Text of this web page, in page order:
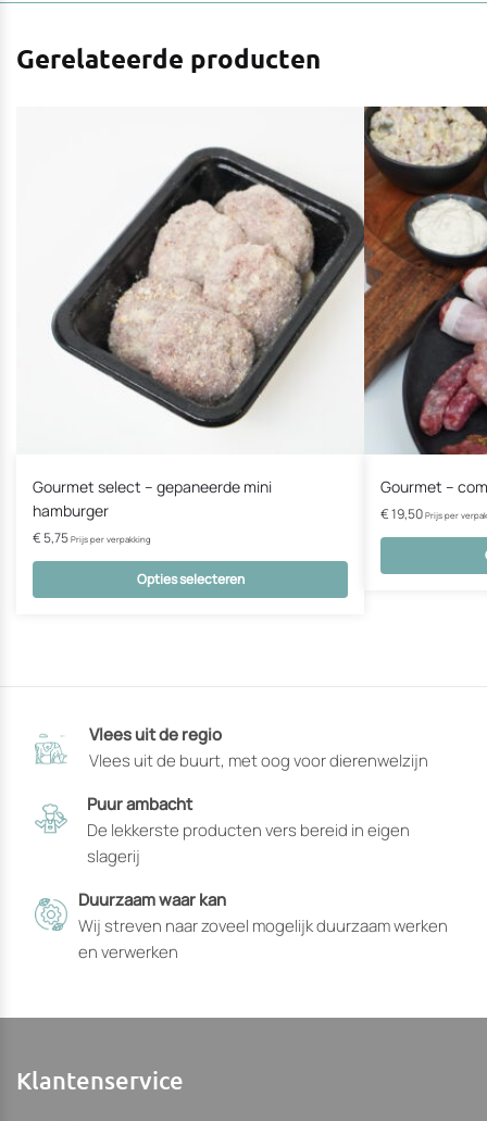
Gerelateerde producten
Gourmet select – gepaneerde mini
hamburger
€5,75 Prijs per verpakking
Opties selecteren
op
de
productpagina
gekozen
Gourmet –
€19,50 Prijs per
worden
Vlees uit de regio
Vlees uit de buurt, met oog voor dierenwelzijn
Puur ambacht
De lekkerste producten vers bereid in eigen
slagerij
Duurzaam waar kan
Wij streven naar zoveel mogelijk duurzaam werken
en verwerken
Klantenservice